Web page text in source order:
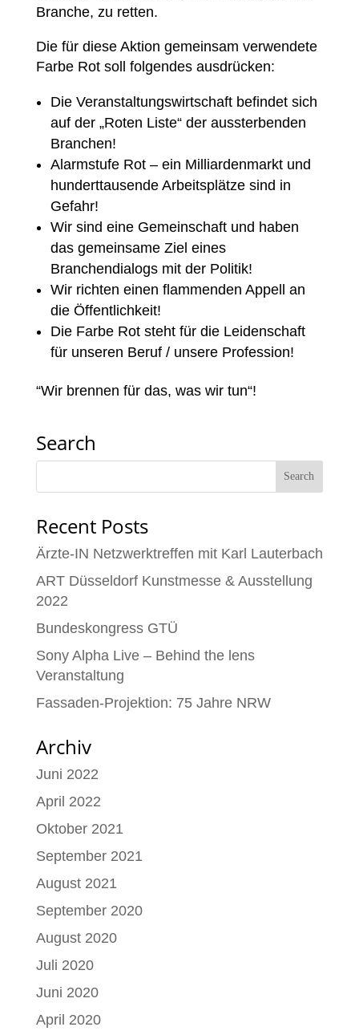
Branche, zu retten.
Die für diese Aktion gemeinsam verwendete
Farbe Rot soll folgendes ausdrücken:
Die Veranstaltungswirtschaft befindet sich
auf der „Roten Liste“ der aussterbenden
Branchen!
Alarmstufe Rot – ein Milliardenmarkt und
hunderttausende Arbeitsplätze sind in
Gefahr!
Wir sind eine Gemeinschaft und haben
das gemeinsame Ziel eines
Branchendialogs mit der Politik!
Wir richten einen flammenden Appell an
die Öffentlichkeit!
Die Farbe Rot steht für die Leidenschaft
für unseren Beruf / unsere Profession!
“Wir brennen für das, was wir tun“!
Search
Recent Posts
Ärzte-IN Netzwerktreffen mit Karl Lauterbach
ART Düsseldorf Kunstmesse & Ausstellung
2022
Bundeskongress GTÜ
Sony Alpha Live – Behind the lens
Veranstaltung
Fassaden-Projektion: 75 Jahre NRW
Archiv
Juni 2022
April 2022
Oktober 2021
September 2021
August 2021
September 2020
August 2020
Juli 2020
Juni 2020
April 2020